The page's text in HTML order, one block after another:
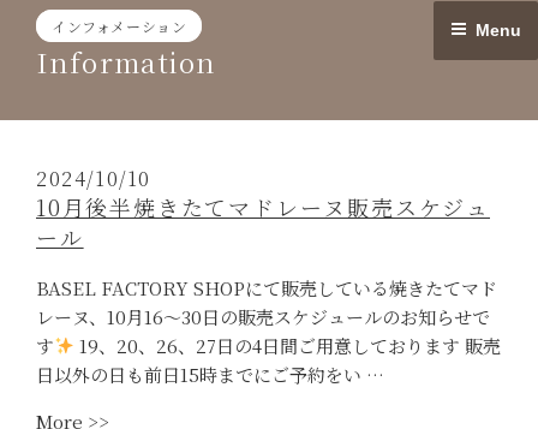
content
Menu
インフォメーション
Information
2024/10/10
10月後半焼きたてマドレーヌ販売スケジュ
ール
BASEL FACTORY SHOPにて販売している焼きたてマド
レーヌ、10月16〜30日の販売スケジュールのお知らせで
す
19、20、26、27日の4日間ご用意しております 販売
日以外の日も前日15時までにご予約をい …
More >>